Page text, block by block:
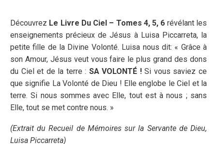
Découvrez Le Livre Du Ciel – Tomes 4, 5, 6 révélant les
enseignements précieux de Jésus à Luisa Piccarreta, la
petite fille de la Divine Volonté. Luisa nous dit: « Grâce à
son Amour, Jésus veut vous faire le plus grand des dons
du Ciel et de la terre : SA VOLONTÉ !Si vous saviez ce
que signifie La Volonté de Dieu ! Elle englobe le Ciel et la
terre. Si nous sommes avec Elle, tout est à nous ; sans
Elle, tout se met contre nous. »
(Extrait du Recueil de Mémoires sur la Servante de Dieu,
Luisa Piccarreta)